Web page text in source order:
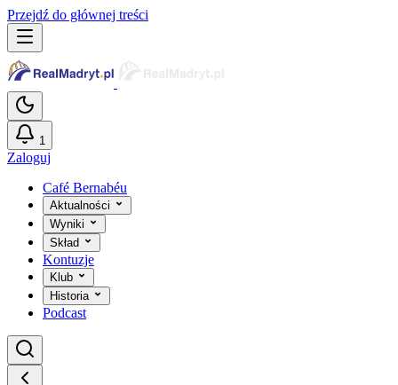
Przejdź do głównej treści
1
Zaloguj
Café Bernabéu
Aktualności
Wyniki
Skład
Kontuzje
Klub
Historia
Podcast